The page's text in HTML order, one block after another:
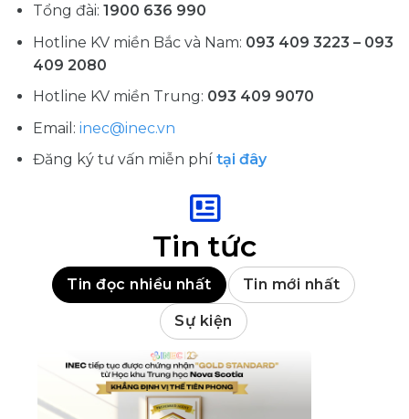
Tổng đài: 1900 636 990
Hotline KV miền Bắc và Nam: 093 409 3223 – 093
409 2080
Hotline KV miền Trung: 093 409 9070
Email: inec@inec.vn
Đăng ký tư vấn miễn phí tại đây
Tin tức
Tin đọc nhiều nhất Tin mới nhất
Sự kiện